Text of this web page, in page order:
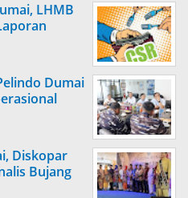
LHMB
Dumai
Diskopar
Bujang